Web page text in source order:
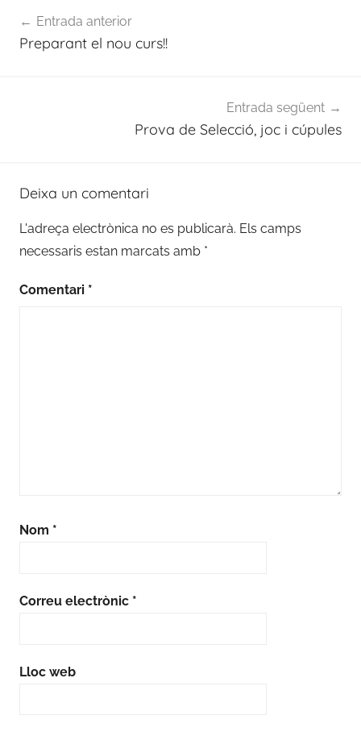
d'entrades
Entrada anterior
Preparant el nou curs!!
Entrada següent
Prova de Selecció, joc i cúpules
Deixa un comentari
L'adreça electrònica no es publicarà. Els camps
necessaris estan marcats amb *
Comentari *
Nom *
Correu electrònic *
Lloc web